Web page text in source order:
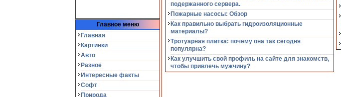
Главное меню
Главная
Картинки
Авто
Разное
Интересные факты
Софт
Природа
подержанного сервера.
Пожарные насосы: Обзор
Как правильно выбрать гидроизоляционные
материалы?
Тротуарная плитка: почему она так сегодня
популярна?
Как улучшить свой профиль на сайте для знакомств,
чтобы привлечь мужчину?